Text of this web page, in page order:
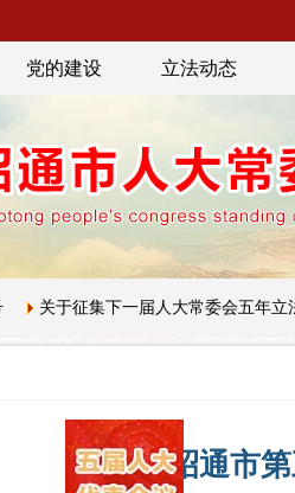
党的建设 立法动态
关于征集下一届人大常委会五年立法规
昭通市